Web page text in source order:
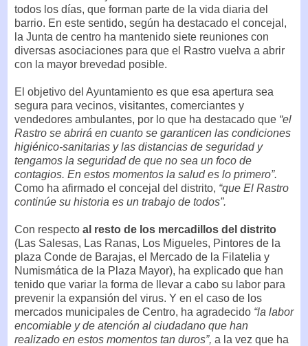
todos los días, que forman parte de la vida diaria del
barrio. En este sentido, según ha destacado el concejal,
la Junta de centro ha mantenido siete reuniones con
diversas asociaciones para que el Rastro vuelva a abrir
con la mayor brevedad posible.
El objetivo del Ayuntamiento es que esa apertura sea
segura para vecinos, visitantes, comerciantes y
vendedores ambulantes, por lo que ha destacado que “el
Rastro se abrirá en cuanto se garanticen las condiciones
higiénico-sanitarias y las distancias de seguridad y
tengamos la seguridad de que no sea un foco de
contagios. En estos momentos la salud es lo primero”.
Como ha afirmado el concejal del distrito, “que El Rastro
continúe su historia es un trabajo de todos”.
Con respecto al resto de los mercadillos del distrito
(Las Salesas, Las Ranas, Los Migueles, Pintores de la
plaza Conde de Barajas, el Mercado de la Filatelia y
Numismática de la Plaza Mayor), ha explicado que han
tenido que variar la forma de llevar a cabo su labor para
prevenir la expansión del virus. Y en el caso de los
mercados municipales de Centro, ha agradecido “la labor
encomiable y de atención al ciudadano que han
realizado en estos momentos tan duros”, a la vez que ha